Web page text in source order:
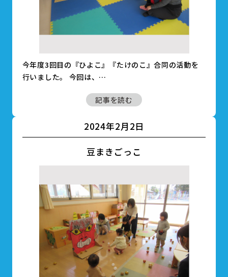
今年度3回目の『ひよこ』『たけのこ』合同の活動を
行いました。 今回は、…
記事を読む
2024年2月2日
豆まきごっこ